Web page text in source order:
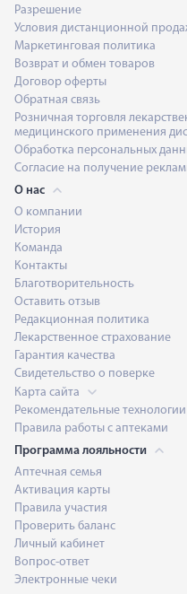
Разрешение
Условия дистанционной
Маркетинговая политика
Возврат и обмен товаров
Договор оферты
Обратная связь
Розничная торговля
медицинского применения
Обработка персональных
Согласие на получение
О нас
О компании
История
Команда
Контакты
Благотворительность
Оставить отзыв
Редакционная политика
Лекарственное страхование
Гарантия качества
Свидетельство о поверке
Карта сайта
Рекомендательные технологии
Правила работы с аптеками
Программа лояльности
Аптечная семья
Активация карты
Правила участия
Проверить баланс
Личный кабинет
Вопрос-ответ
Электронные чеки